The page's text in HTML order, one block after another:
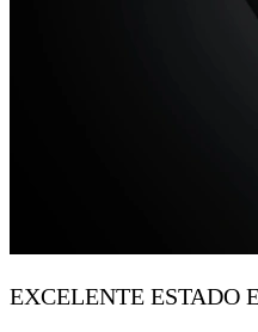
EXCELENTE ESTADO